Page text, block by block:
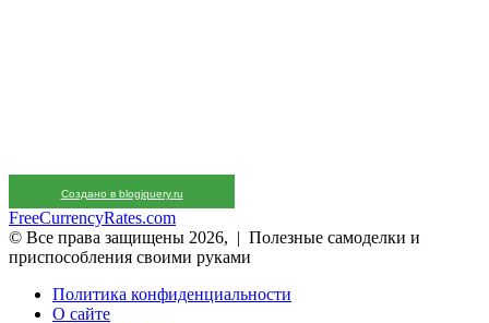
Создано в blogjquery.ru
FreeCurrencyRates.com
© Все права защищены 2026, | Полезные самоделки и
приспособления своими руками
Политика конфиденциальности
О сайте